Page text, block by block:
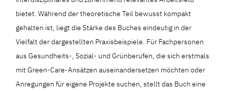
bietet. Während der theoretische Teil bewusst kompakt
gehalten ist, liegt die Stärke des Buches eindeutig in der
Vielfalt der dargestellten Praxisbeispiele. Für Fachpersonen
aus Gesundheits-, Sozial- und Grünberufen, die sich erstmals
mit Green-Care-Ansätzen auseinandersetzen möchten oder
Anregungen für eigene Projekte suchen, stellt das Buch eine